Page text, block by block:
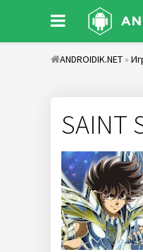
ANDROIDIK.NET »
SAINT